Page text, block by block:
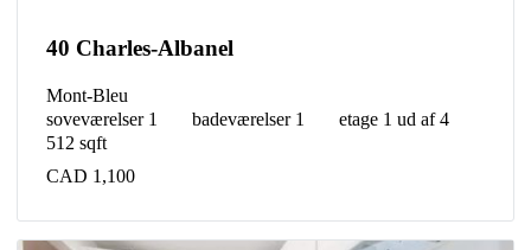
40 Charles-Albanel
Mont-Bleu
soveværelser 1
badeværelser 1
etage 1 ud af 4
512 sqft
CAD 1,100